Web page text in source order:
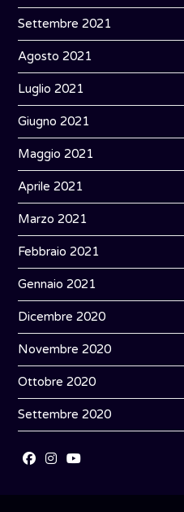
Settembre 2021
Agosto 2021
Luglio 2021
Giugno 2021
Maggio 2021
Aprile 2021
Marzo 2021
Febbraio 2021
Gennaio 2021
Dicembre 2020
Novembre 2020
Ottobre 2020
Settembre 2020